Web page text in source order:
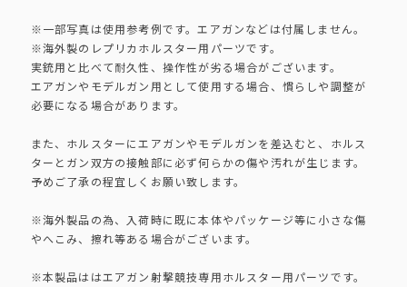
※一部写真は使用参考例です。エアガンなどは付属しません。
※海外製のレプリカホルスター用パーツです。
実銃用と比べて耐久性、操作性が劣る場合がございます。
エアガンやモデルガン用として使用する場合、慣らしや調整が
必要になる場合があります。
また、ホルスターにエアガンやモデルガンを差込むと、ホルス
ターとガン双方の接触部に必ず何らかの傷や汚れが生じます。
予めご了承の程宜しくお願い致します。
※海外製品の為、入荷時に既に本体やパッケージ等に小さな傷
やへこみ、擦れ等ある場合がございます。
※本製品ははエアガン射撃競技専用ホルスター用パーツです。